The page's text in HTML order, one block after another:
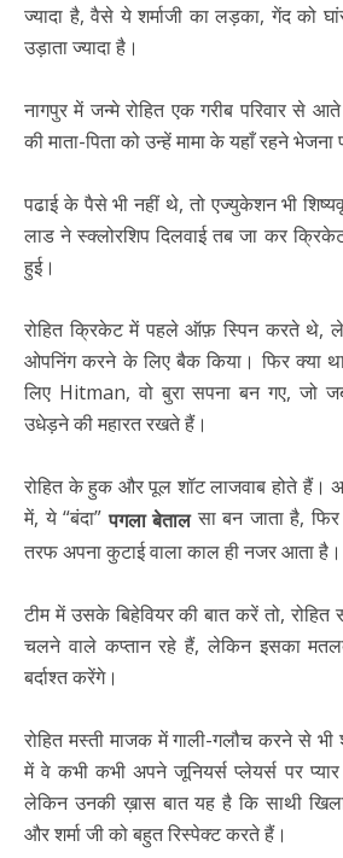
ज्यादा है, वैसे ये शर्माजी का लड़का, गेंद को
उड़ाता ज्यादा है।
नागपुर में जन्मे रोहित एक गरीब परिवार से आते
की माता-पिता को उन्हें मामा के यहाँ रहने भेजना
पढाई के पैसे भी नहीं थे, तो एज्युकेशन भी
लाड ने स्क्लोरशिप दिलवाई तब जा कर
हुई।
रोहित क्रिकेट में पहले ऑफ़ स्पिन करते थे,
ओपनिंग करने के लिए बैक किया। फिर क्या
लिए Hitman, वो बुरा सपना बन गए, जो
उधेड़ने की महारत रखते हैं।
रोहित के हुक और पूल शॉट लाजवाब होते हैं।
में, ये “बंदा”पगला बेतालसा बन जाता है,
तरफ अपना कुटाई वाला काल ही नजर आता है।
टीम में उसके बिहेवियर की बात करें तो,
चलने वाले कप्तान रहे हैं, लेकिन इसका
बर्दाश्त करेंगे।
रोहित मस्ती माजक में गाली-गलौच करने से भी
में वे कभी कभी अपने जूनियर्स प्लेयर्स पर
लेकिन उनकी ख़ास बात यह है कि साथी
और शर्मा जी को बहुत रिस्पेक्ट करते हैं।